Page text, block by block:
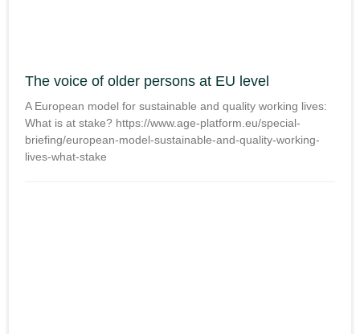
The voice of older persons at EU level
A European model for sustainable and quality working lives:
What is at stake? https://www.age-platform.eu/special-
briefing/european-model-sustainable-and-quality-working-
lives-what-stake